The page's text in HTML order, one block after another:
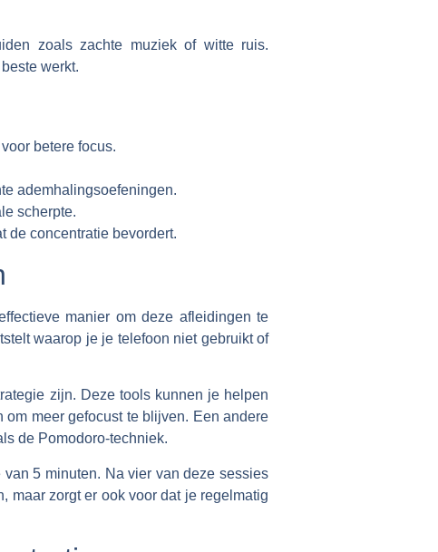
zoals zachte muziek of witte ruis.
werkt.
betere focus.
ademhalingsoefeningen.
scherpte.
de concentratie bevordert.
manier om deze afleidingen te
waarop je je telefoon niet gebruikt of
zijn. Deze tools kunnen je helpen
meer gefocust te blijven. Een andere
de Pomodoro-techniek.
5 minuten. Na vier van deze sessies
maar zorgt er ook voor dat je regelmatig